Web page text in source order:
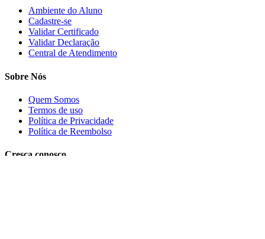
Ambiente do Aluno
Cadastre-se
Validar Certificado
Validar Declaração
Central de Atendimento
Sobre Nós
Quem Somos
Termos de uso
Política de Privacidade
Política de Reembolso
Cresça conosco